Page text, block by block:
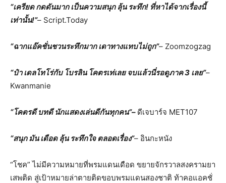
“เครียด กดดันมาก เป็นความสนุก ลุ้น ระทึก! ที่หาได้จากเรื่องนี้
เท่านั้น!”– Script.Today
“ฉากแอ๊คชั่นชวนระทึกมาก เดาทางแทบไม่ถูก”– Zoomzogzag
“ป๋าเดลโทโร่กับ โบรลิน โคตรเท่เลย จบแล้วนี่รอดูภาค3 เลย”–
Kwanmanie
“โคตรดี บทดี นักแสดงเล่นดีกันทุกคน”– ดีเจบาร์จ MET107
“สนุก มัน เดือด ลุ้น ระทึกใจ ตลอดเรื่อง”– อินกะหนัง
“โชค” ไม่มีความหมายที่พรมแดนเดือด ขยายจักรวาลสงครามยา
เสพติด สู่เป้าหมายล่าตายติดขอบพรมแดนสองชาติ ท้าคอแอคชั่